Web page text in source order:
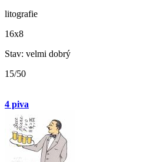
litografie
16x8
Stav: velmi dobrý
15/50
4 piva